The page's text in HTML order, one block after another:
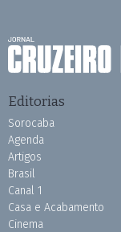
Editorias
Sorocaba
Agenda
Artigos
Brasil
Canal 1
Casa e Acabamento
Cinema